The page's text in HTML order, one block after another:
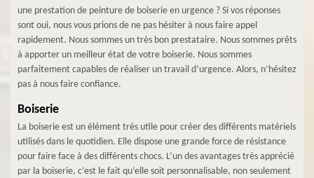
une prestation de peinture de boiserie en urgence ? Si vos réponses
sont oui, nous vous prions de ne pas hésiter à nous faire appel
rapidement. Nous sommes un très bon prestataire. Nous sommes prêts
à apporter un meilleur état de votre boiserie. Nous sommes
parfaitement capables de réaliser un travail d’urgence. Alors, n’hésitez
pas à nous faire confiance.
Boiserie
La boiserie est un élément très utile pour créer des différents matériels
utilisés dans le quotidien. Elle dispose une grande force de résistance
pour faire face à des différents chocs. L’un des avantages très apprécié
par la boiserie, c’est le fait qu’elle soit personnalisable, non seulement